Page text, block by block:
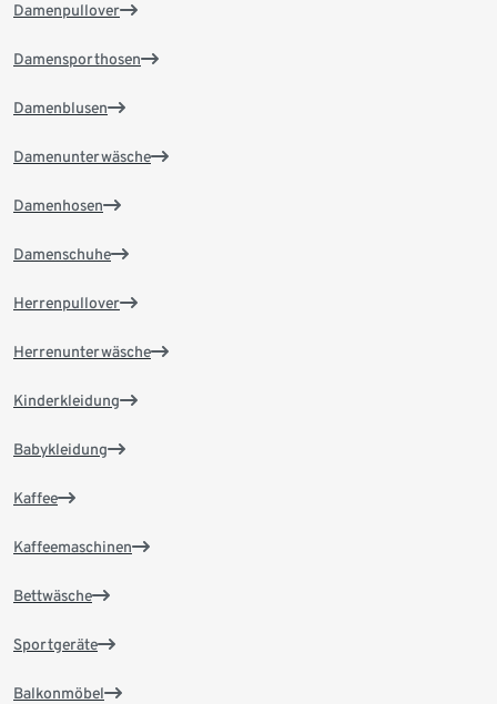
Damenpullover
Damensporthosen
Damenblusen
Damenunterwäsche
Damenhosen
Damenschuhe
Herrenpullover
Herrenunterwäsche
Kinderkleidung
Babykleidung
Kaffee
Kaffeemaschinen
Bettwäsche
Sportgeräte
Balkonmöbel